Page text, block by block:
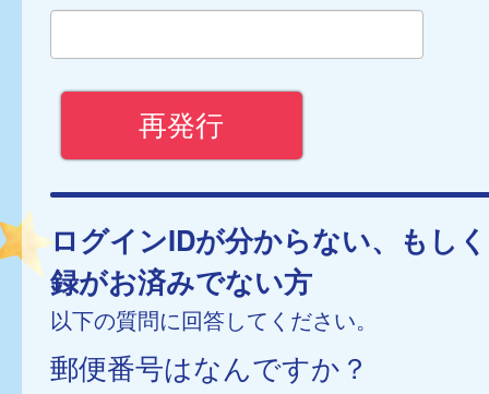
ログインIDが分からない、もし
録がお済みでない方
以下の質問に回答してください。
郵便番号はなんですか？